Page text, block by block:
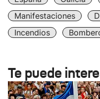
Manifestaciones
Incendios
Te puede